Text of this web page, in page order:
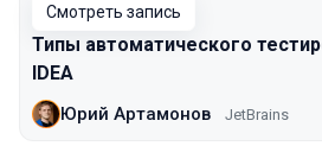
Смотреть запись
Типы автоматического
IDEA
Юрий Артамонов JetBrains